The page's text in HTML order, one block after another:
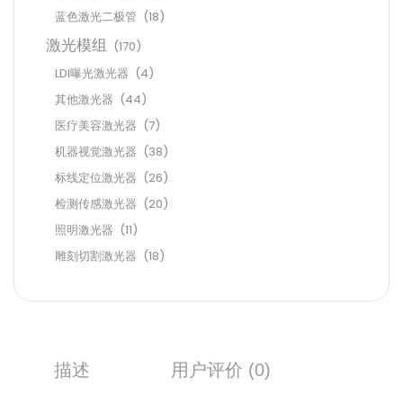
蓝色激光二极管 (18)
激光模组 (170)
LDI曝光激光器 (4)
其他激光器 (44)
医疗美容激光器 (7)
机器视觉激光器 (38)
标线定位激光器 (26)
检测传感激光器 (20)
照明激光器 (11)
雕刻切割激光器 (18)
描述 用户评价 (0)